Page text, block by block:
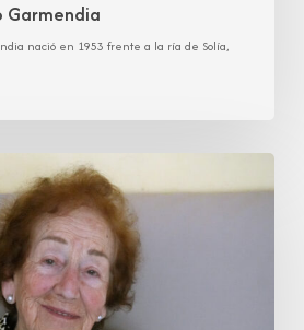
Garmendia
nació en 1953 frente a la ría de Solía,